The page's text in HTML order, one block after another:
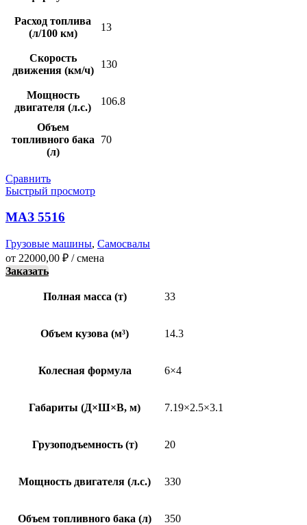
Расход топлива
(л/100 км)
13
Скорость
движения (км/ч)
130
Мощность
двигателя (л.с.)
106.8
Объем
топливного бака
(л)
70
Сравнить
Быстрый просмотр
МАЗ 5516
Грузовые машины, Самосвалы
от 22000,00 ₽ / смена
Заказать
Полная масса (т) 33
Объем кузова (м³) 14.3
Колесная формула 6×4
Габариты (Д×Ш×В, м) 7.19×2.5×3.1
Грузоподъемность (т) 20
Мощность двигателя (л.с.) 330
Объем топливного бака (л) 350